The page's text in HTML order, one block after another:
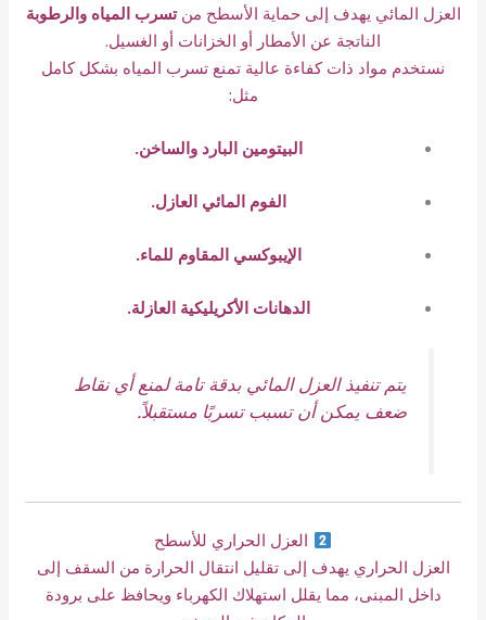
العزل المائي يهدف إلى حماية الأسطح منتسرب المياه والرطوبة
الناتجة عن الأمطار أو الخزانات أو الغسيل.
نستخدم مواد ذات كفاءة عالية تمنع تسرب المياه بشكل كامل
مثل:
البيتومين البارد والساخن.
الفوم المائي العازل.
الإيبوكسي المقاوم للماء.
الدهانات الأكريليكية العازلة.
يتم تنفيذ العزل المائي بدقة تامة لمنع أي نقاط
ضعف يمكن أن تسبب تسربًا مستقبلاً.
العزل الحراري للأسطح
العزل الحراري يهدف إلى تقليل انتقال الحرارة من السقف إلى
داخل المبنى، مما يقلل استهلاك الكهرباء ويحافظ على برودة